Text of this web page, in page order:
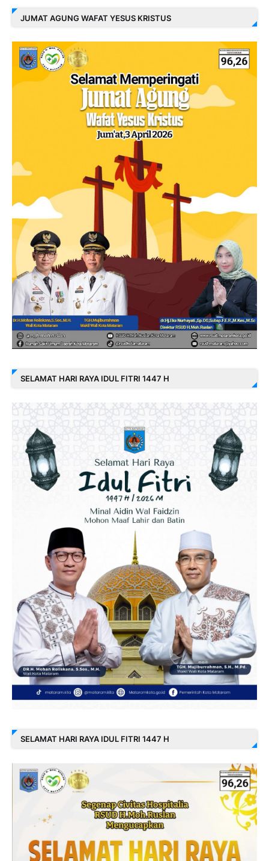
JUMAT AGUNG WAFAT YESUS KRISTUS
SELAMAT HARI RAYA IDUL FITRI 1447 H
SELAMAT HARI RAYA IDUL FITRI 1447 H